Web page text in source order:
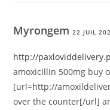
Myrongem22 JUIL
http://
amoxicillin 500mg buy
[url=http://
over the counter[/url]